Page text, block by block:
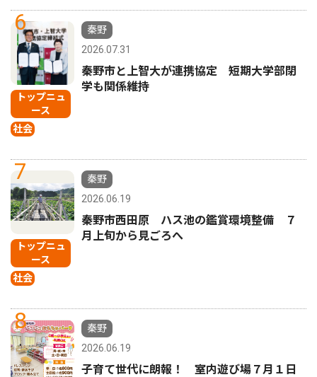
6
トップニュ
ース
社会
秦野
2026.07.31
秦野市と上智大が連携協定 短期大学部閉
学も関係維持
7
トップニュ
ース
社会
秦野
2026.06.19
秦野市西田原 ハス池の鑑賞環境整備 ７
月上旬から見ごろへ
8
秦野
2026.06.19
子育て世代に朗報！ 室内遊び場７月１日